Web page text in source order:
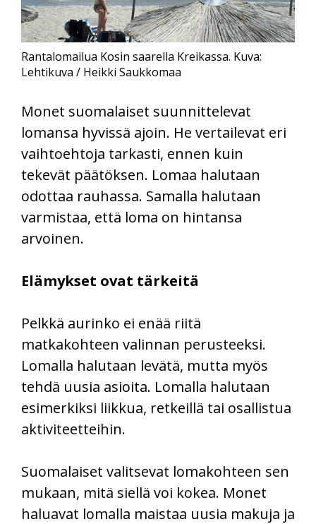
Rantalomailua Kosin saarella Kreikassa. Kuva:
Lehtikuva / Heikki Saukkomaa
Monet suomalaiset suunnittelevat
lomansa hyvissä ajoin. He vertailevat eri
vaihtoehtoja tarkasti, ennen kuin
tekevät päätöksen. Lomaa halutaan
odottaa rauhassa. Samalla halutaan
varmistaa, että loma on hintansa
arvoinen.
Elämykset ovat tärkeitä
Pelkkä aurinko ei enää riitä
matkakohteen valinnan perusteeksi.
Lomalla halutaan levätä, mutta myös
tehdä uusia asioita. Lomalla halutaan
esimerkiksi liikkua, retkeillä tai osallistua
aktiviteetteihin.
Suomalaiset valitsevat lomakohteen sen
mukaan, mitä siellä voi kokea. Monet
haluavat lomalla maistaa uusia makuja ja